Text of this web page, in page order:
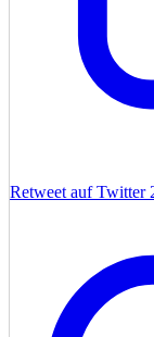
Retweet auf Twitter